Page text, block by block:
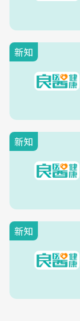
新知
新知
新知